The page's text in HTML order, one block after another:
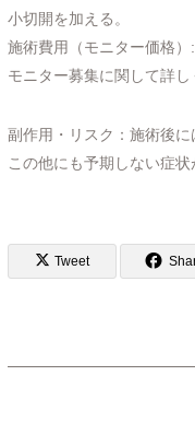
小切開を加える。
施術費用（モニター価格
モニター募集に関して詳し
副作用・リスク：施術後
この他にも予期しない症
Tweet